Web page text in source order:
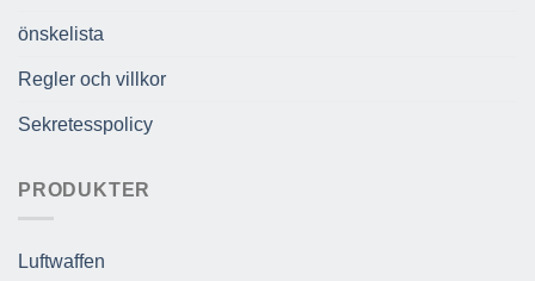
önskelista
Regler och villkor
Sekretesspolicy
PRODUKTER
Luftwaffen